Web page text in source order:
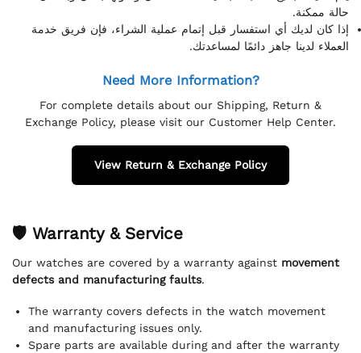
حالة ممكنة.
إذا كان لديك أي استفسار قبل إتمام عملية الشراء، فإن فريق خدمة
العملاء لدينا جاهز دائمًا لمساعدتك.
Need More Information?
For complete details about our Shipping, Return &
Exchange Policy, please visit our Customer Help Center.
View Return & Exchange Policy
🛡 Warranty & Service
Our watches are covered by a warranty against movement
defects and manufacturing faults.
The warranty covers defects in the watch movement
and manufacturing issues only.
Spare parts are available during and after the warranty